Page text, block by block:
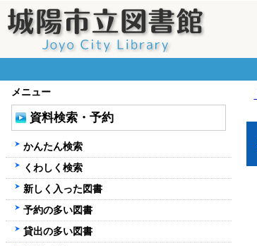
メニュー
資料検索・予約
かんたん検索
くわしく検索
新しく入った図書
予約の多い図書
貸出の多い図書